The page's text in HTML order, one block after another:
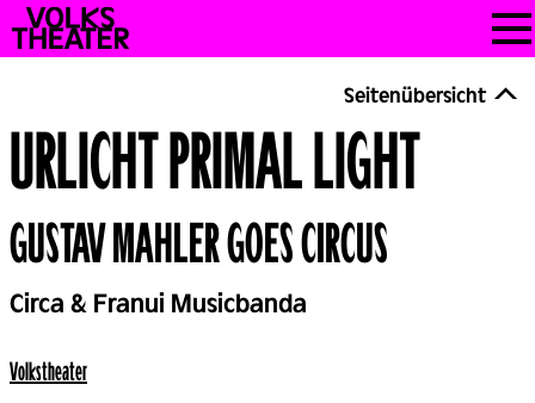
Skip
to
content
VOLKSTHEATER
WIEN
Seitenübersicht
URLICHT PRIMAL LIGHT
Back
GUSTAV MAHLER GOES CIRCUS
Circa & Franui Musicbanda
Volks­theater